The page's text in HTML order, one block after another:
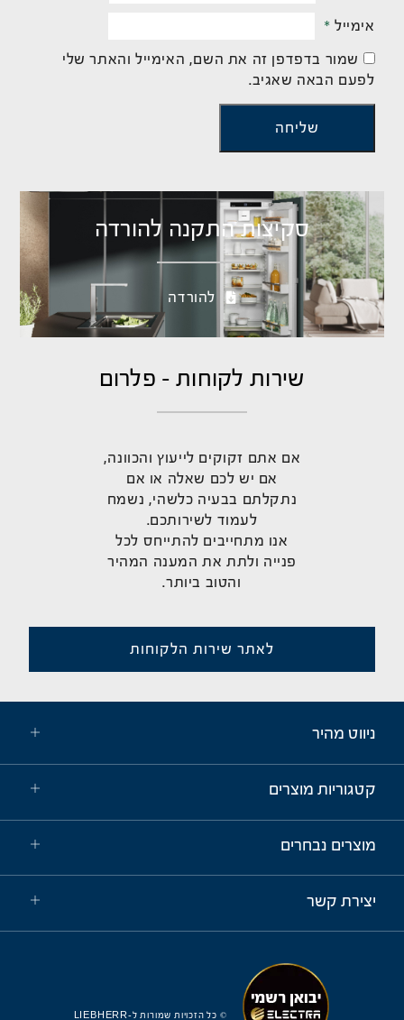
אימייל *
שמור בדפדפן זה את השם, האימייל והאתר שלי
לפעם הבאה שאגיב.
סקיצות התקנה להורדה
להורדה
שירות לקוחות - פלרום
אם אתם זקוקים לייעוץ והכוונה,
אם יש לכם שאלה או אם
נתקלתם בבעיה כלשהי, נשמח
לעמוד לשירותכם.
אנו מתחייבים להתייחס לכל
פנייה ולתת את המענה המהיר
והטוב ביותר.
לאתר שירות הלקוחות
ניווט מהיר
קטגוריות מוצרים
מוצרים נבחרים
יצירת קשר
© כל הזכויות שמורות ל-LIEBHERR